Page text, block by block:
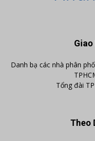
Giao
Danh bạ các nhà phân
Tổng đài
Theo